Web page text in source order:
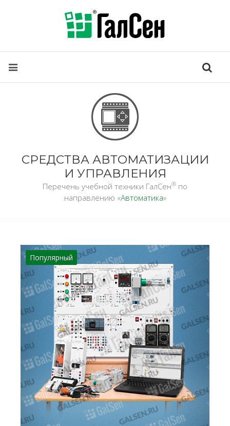
СРЕДСТВА АВТОМАТИЗАЦИИ
И УПРАВЛЕНИЯ
Перечень учебной техники ГалСен® по
направлению «Автоматика»
Популярный